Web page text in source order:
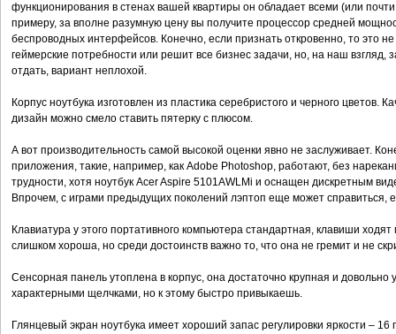
функционирования в стенах вашей квартиры он обладает всеми (или
примеру, за вполне разумную цену вы получите процессор средней
беспроводных интерфейсов. Конечно, если признать откровенно, то это
геймерские потребности или решит все бизнес задачи, но, на наш взгляд,
отдать, вариант неплохой.
Корпус ноутбука изготовлен из пластика серебристого и черного цветов.
дизайн можно смело ставить пятерку с плюсом.
А вот производительность самой высокой оценки явно не заслуживает.
приложения, такие, например, как Adobe Photoshop, работают, без
трудности, хотя ноутбук Acer Aspire 5101AWLMi и оснащен дискретным
Впрочем, с играми предыдущих поколений лэптоп еще может справиться,
Клавиатура у этого портативного компьютера стандартная, клавиши ходят
слишком хороша, но среди достоинств важно то, что она не гремит и не
Сенсорная панель утоплена в корпус, она достаточно крупная и
характерными щелчками, но к этому быстро привыкаешь.
Глянцевый экран ноутбука имеет хороший запас регулировки яркости –